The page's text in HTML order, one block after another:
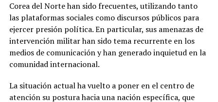
Corea del Norte han sido frecuentes, utilizando tanto
las plataformas sociales como discursos públicos para
ejercer presión política. En particular, sus amenazas de
intervención militar han sido tema recurrente en los
medios de comunicación y han generado inquietud en la
comunidad internacional.
La situación actual ha vuelto a poner en el centro de
atención su postura hacia una nación específica, que